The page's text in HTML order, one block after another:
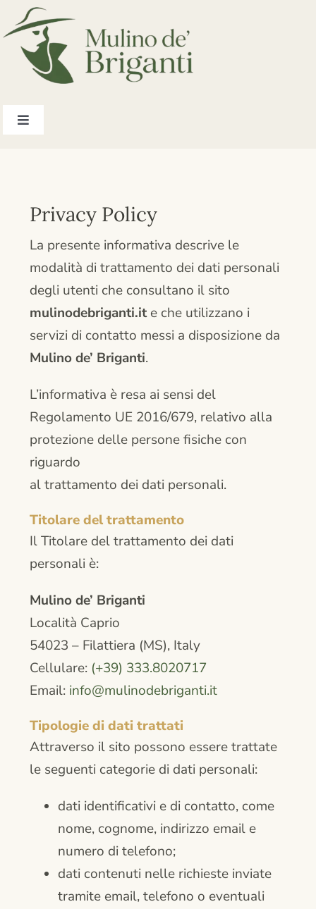
Salta
al
contenuto
Toggle
Appartamenti
Listino prezzi
Dove siamo
Contatti
Privacy Policy
La presente informativa descrive le
modalità di trattamento dei dati personali
degli utenti che consultano il sito
mulinodebriganti.ite che utilizzano i
servizi di contatto messi a disposizione da
Mulino de’ Briganti.
L’informativa è resa ai sensi del
Regolamento UE 2016/679, relativo alla
protezione delle persone fisiche con
riguardo
al trattamento dei dati personali.
Titolare del trattamento
Il Titolare del trattamento dei dati
personali è:
Mulino de’ Briganti
Località Caprio
54023 – Filattiera (MS), Italy
Cellulare: (+39) 333.8020717
Email: info@mulinodebriganti.it
Tipologie di dati trattati
Attraverso il sito possono essere trattate
le seguenti categorie di dati personali:
dati identificativi e di contatto, come
nome, cognome, indirizzo email e
numero di telefono;
dati contenuti nelle richieste inviate
tramite email, telefono o eventuali